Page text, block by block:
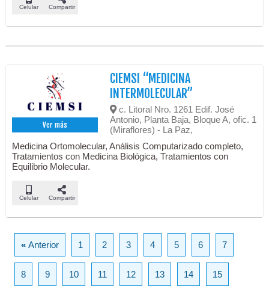
Celular Compartir
Ver más
CIEMSI “MEDICINA
INTERMOLECULAR”
c. Litoral Nro. 1261 Edif. José
Antonio, Planta Baja, Bloque A, ofic. 1
(Miraflores) - La Paz,
Medicina Ortomolecular, Análisis Computarizado completo,
Tratamientos con Medicina Biológica, Tratamientos con
Equilibrio Molecular.
Celular Compartir
«Anterior 1 2 3 4 5 6 7
8 9 10 11 12 13 14 15